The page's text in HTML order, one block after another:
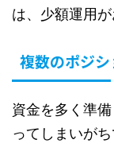
は、少額運用
複数のポジ
資金を多く準
ってしまいがち